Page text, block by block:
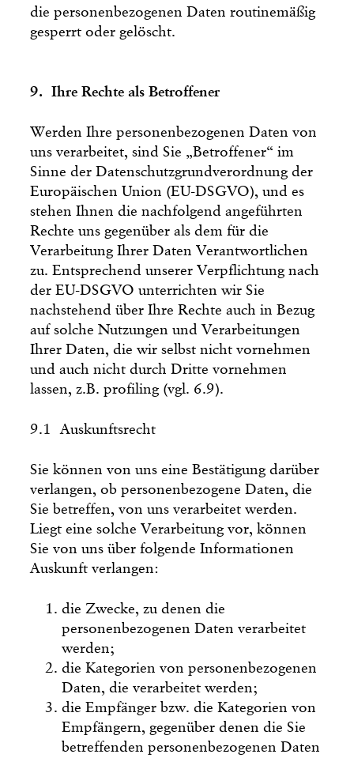
die personenbezogenen Daten routinemäßig
gesperrt oder gelöscht.
9. Ihre Rechte als Betroffener
Werden Ihre personenbezogenen Daten von
uns verarbeitet, sind Sie „Betroffener“ im
Sinne der Datenschutzgrundverordnung der
Europäischen Union (EU-DSGVO), und es
stehen Ihnen die nachfolgend angeführten
Rechte uns gegenüber als dem für die
Verarbeitung Ihrer Daten Verantwortlichen
zu. Entsprechend unserer Verpflichtung nach
der EU-DSGVO unterrichten wir Sie
nachstehend über Ihre Rechte auch in Bezug
auf solche Nutzungen und Verarbeitungen
Ihrer Daten, die wir selbst nicht vornehmen
und auch nicht durch Dritte vornehmen
lassen, z.B. profiling (vgl. 6.9).
9.1 Auskunftsrecht
Sie können von uns eine Bestätigung darüber
verlangen, ob personenbezogene Daten, die
Sie betreffen, von uns verarbeitet werden.
Liegt eine solche Verarbeitung vor, können
Sie von uns über folgende Informationen
Auskunft verlangen:
die Zwecke, zu denen die
personenbezogenen Daten verarbeitet
werden;
die Kategorien von personenbezogenen
Daten, die verarbeitet werden;
die Empfänger bzw. die Kategorien von
Empfängern, gegenüber denen die Sie
betreffenden personenbezogenen Daten